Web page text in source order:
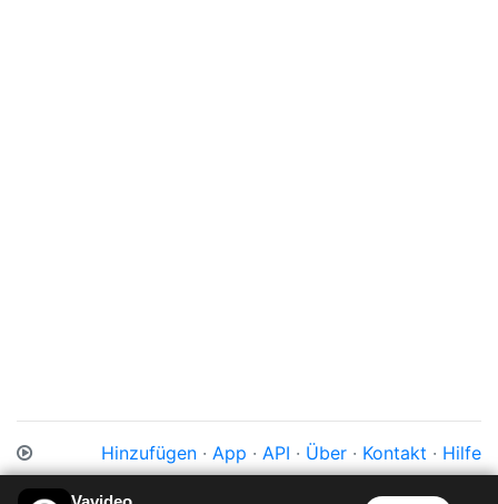
Hinzufügen · App · API · Über · Kontakt · Hilfe
Impressum